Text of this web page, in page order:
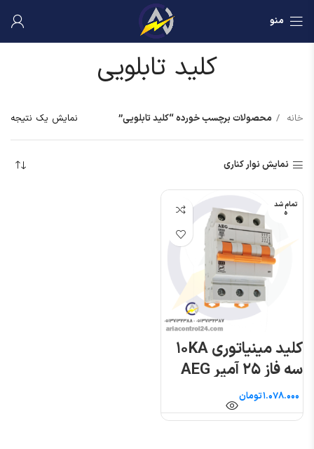
منو
کلید تابلویی
خانه محصولات برچسب خورده “کلید تابلویی” نمایش یک نتیجه
نمایش نوار کناری
تمام شد
ه
کلید مینیاتوری ۱۰KA
سه فاز ۲۵ آمپر AEG
تومان